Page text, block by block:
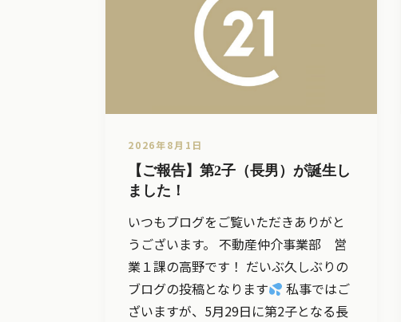
2026年8月1日
【ご報告】第2子（長男）が誕生し
ました！
いつもブログをご覧いただきありがと
うございます。 不動産仲介事業部 営
業１課の高野です！ だいぶ久しぶりの
ブログの投稿となります
私事ではご
ざいますが、5月29日に第2子となる長